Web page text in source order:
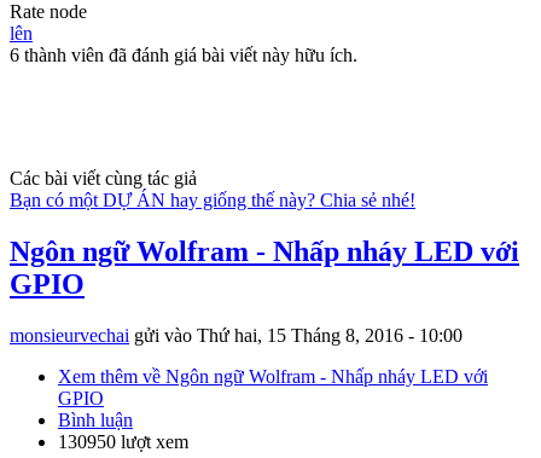
Rate node
lên
6 thành viên đã đánh giá bài viết này hữu ích.
Các bài viết cùng tác giả
Bạn có một DỰ ÁN hay giống thế này? Chia sẻ nhé!
Ngôn ngữ Wolfram - Nhấp nháy LED với
GPIO
monsieurvechai gửi vào Thứ hai, 15 Tháng 8, 2016 - 10:00
Xem thêm về Ngôn ngữ Wolfram - Nhấp nháy LED với
GPIO
Bình luận
130950 lượt xem